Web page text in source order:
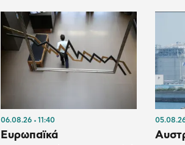
06.08.26 11:40
Ευρωπαϊκά